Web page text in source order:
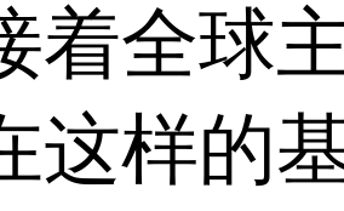
着全球
这样的